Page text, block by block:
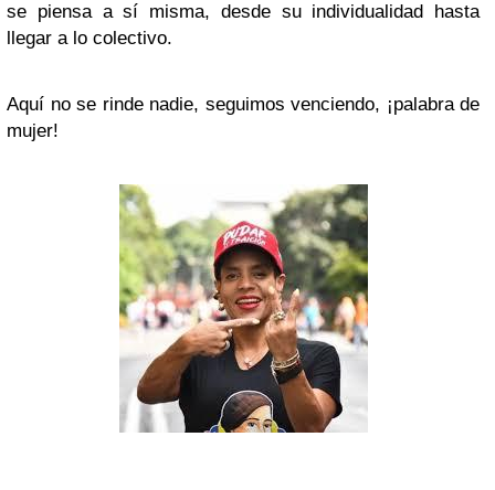
se piensa a sí misma, desde su individualidad hasta
llegar a lo colectivo.
Aquí no se rinde nadie, seguimos venciendo, ¡palabra de
mujer!